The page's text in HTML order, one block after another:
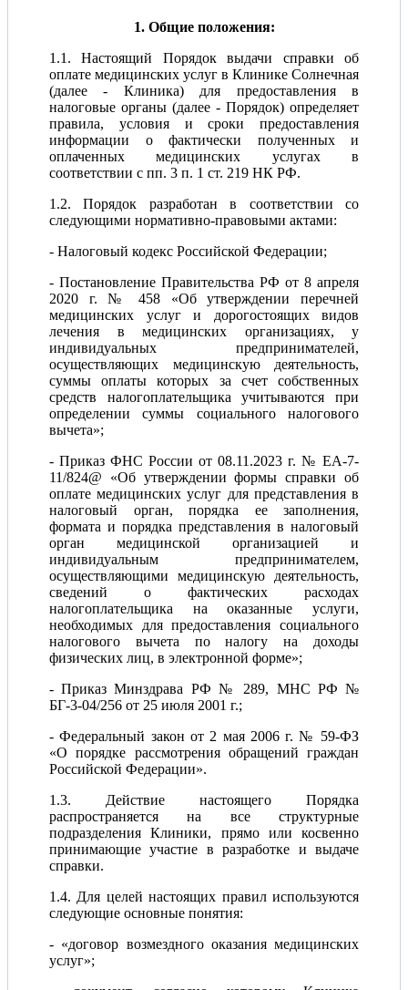
1. Общие положения:
1.1. Настоящий Порядок выдачи справки об
оплате медицинских услуг в Клинике Солнечная
(далее - Клиника) для предоставления в
налоговые органы (далее - Порядок) определяет
правила, условия и сроки предоставления
информации о фактически полученных и
оплаченных медицинских услугах в
соответствии с пп. 3 п. 1 ст. 219 НК РФ.
1.2. Порядок разработан в соответствии со
следующими нормативно-правовыми актами:
- Налоговый кодекс Российской Федерации;
- Постановление Правительства РФ от 8 апреля
2020 г. № 458 «Об утверждении перечней
медицинских услуг и дорогостоящих видов
лечения в медицинских организациях, у
индивидуальных предпринимателей,
осуществляющих медицинскую деятельность,
суммы оплаты которых за счет собственных
средств налогоплательщика учитываются при
определении суммы социального налогового
вычета»;
- Приказ ФНС России от 08.11.2023 г. № ЕА-7-
11/824@ «Об утверждении формы справки об
оплате медицинских услуг для представления в
налоговый орган, порядка ее заполнения,
формата и порядка представления в налоговый
орган медицинской организацией и
индивидуальным предпринимателем,
осуществляющими медицинскую деятельность,
сведений о фактических расходах
налогоплательщика на оказанные услуги,
необходимых для предоставления социального
налогового вычета по налогу на доходы
физических лиц, в электронной форме»;
- Приказ Минздрава РФ № 289, МНС РФ №
БГ-3-04/256 от 25 июля 2001 г.;
- Федеральный закон от 2 мая 2006 г. № 59-ФЗ
«О порядке рассмотрения обращений граждан
Российской Федерации».
1.3. Действие настоящего Порядка
распространяется на все структурные
подразделения Клиники, прямо или косвенно
принимающие участие в разработке и выдаче
справки.
1.4. Для целей настоящих правил используются
следующие основные понятия:
- «договор возмездного оказания медицинских
услуг»;